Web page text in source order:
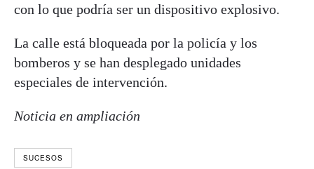
con lo que podría ser un dispositivo explosivo.
La calle está bloqueada por la policía y los
bomberos y se han desplegado unidades
especiales de intervención.
Noticia en ampliación
SUCESOS